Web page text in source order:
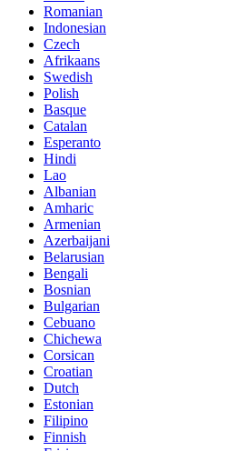
Romanian
Indonesian
Czech
Afrikaans
Swedish
Polish
Basque
Catalan
Esperanto
Hindi
Lao
Albanian
Amharic
Armenian
Azerbaijani
Belarusian
Bengali
Bosnian
Bulgarian
Cebuano
Chichewa
Corsican
Croatian
Dutch
Estonian
Filipino
Finnish